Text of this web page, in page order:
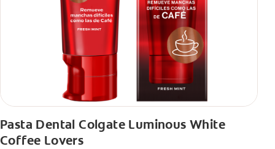
Pasta Dental Colgate Luminous White
Coffee Lovers